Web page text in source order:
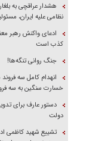
هشدار عراقچی به
نظامی علیه ایران،
ادعای واکنش رهبر
کذب است
جنگ روانی تنگه‌ها!
خسارت سنگین به سه
دستور عارف برای
دولت
تشییع شهید کاظمی